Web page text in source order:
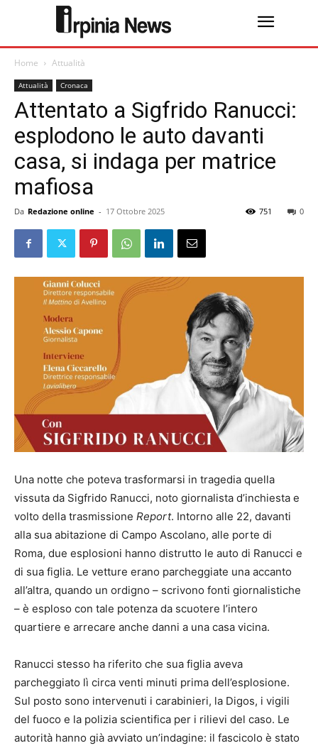
Home Attualità
Attualità Cronaca
Attentato a Sigfrido Ranucci:
esplodono le auto davanti
casa, si indaga per matrice
mafiosa
Da Redazione online - 17 Ottobre 2025 0
751
Una notte che poteva trasformarsi in tragedia quella
vissuta da Sigfrido Ranucci, noto giornalista d’inchiesta e
volto della trasmissione Report. Intorno alle 22, davanti
alla sua abitazione di Campo Ascolano, alle porte di
Roma, due esplosioni hanno distrutto le auto di Ranucci e
di sua figlia. Le vetture erano parcheggiate una accanto
all’altra, quando un ordigno – scrivono fonti giornalistiche
– è esploso con tale potenza da scuotere l’intero
quartiere e arrecare anche danni a una casa vicina.
Ranucci stesso ha riferito che sua figlia aveva
parcheggiato lì circa venti minuti prima dell’esplosione.
Sul posto sono intervenuti i carabinieri, la Digos, i vigili
del fuoco e la polizia scientifica per i rilievi del caso. Le
autorità hanno già avviato un’indagine: il fascicolo è stato